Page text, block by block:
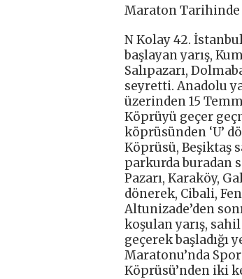
Maraton
N Kolay 42.
başlayan yarış,
Salıpazarı,
seyretti. Anadolu
üzerinden 15
Köprüyü geçer
köprüsünden ‘U’
Köprüsü, Beşiktaş
parkurda buradan
Pazarı, Karaköy,
dönerek, Cibali,
Altunizade’den
koşulan yarış,
geçerek başladığı
Maratonu’nda
Köprüsü’nden iki